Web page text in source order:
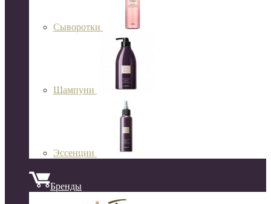
Сыворотки
Шампуни
Эссенции
Бренды